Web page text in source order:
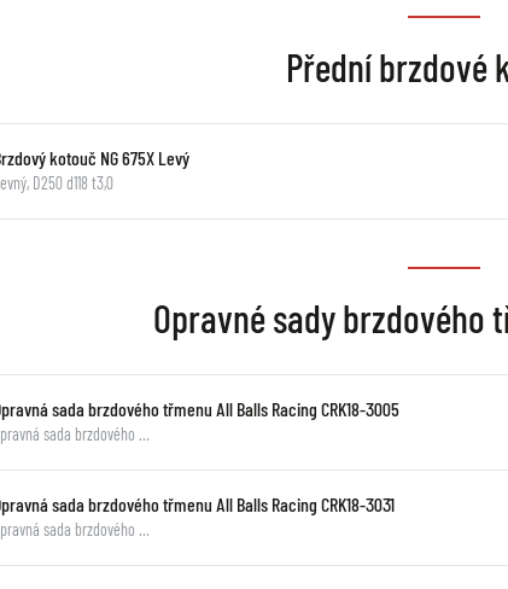
Přední brzdové
kotouč NG 675X Levý
D250 d118 t3,0
Opravné sady brzdového
sada brzdového třmenu All Balls Racing CRK18-3005
sada brzdového …
sada brzdového třmenu All Balls Racing CRK18-3031
sada brzdového …